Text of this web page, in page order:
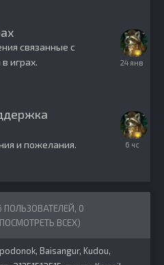
связанные с
играх.
24
и пожелания.
ПОЛЬЗОВАТЕЛЕЙ, 0
ВСЕХ)
podonok Baisangur Kudou